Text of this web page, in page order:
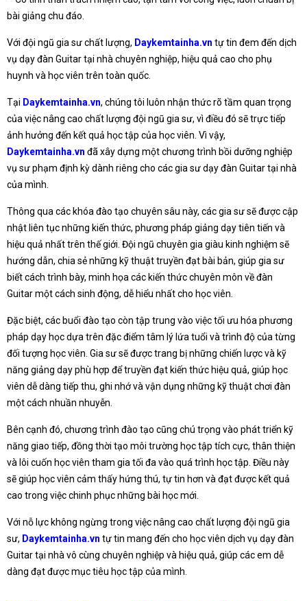
bài giảng chu đáo.
Với đội ngũ gia sư chất lượng, Daykemtainha.vn tự tin đem đến dịch
vụ dạy đàn Guitar tại nhà chuyên nghiệp, hiệu quả cao cho phụ
huynh và học viên trên toàn quốc.
Tại Daykemtainha.vn, chúng tôi luôn nhận thức rõ tầm quan trọng
của việc nâng cao chất lượng đội ngũ gia sư, vì điều đó sẽ trực tiếp
ảnh hưởng đến kết quả học tập của học viên. Vì vậy,
Daykemtainha.vn đã xây dựng một chương trình bồi dưỡng nghiệp
vụ sư phạm định kỳ dành riêng cho các gia sư dạy đàn Guitar tại nhà
của mình.
Thông qua các khóa đào tạo chuyên sâu này, các gia sư sẽ được cập
nhật liên tục những kiến thức, phương pháp giảng dạy tiên tiến và
hiệu quả nhất trên thế giới. Đội ngũ chuyên gia giàu kinh nghiệm sẽ
hướng dẫn, chia sẻ những kỹ thuật truyền đạt bài bản, giúp gia sư
biết cách trình bày, minh họa các kiến thức chuyên môn về đàn
Guitar một cách sinh động, dễ hiểu nhất cho học viên.
Đặc biệt, các buổi đào tạo còn tập trung vào việc tối ưu hóa phương
pháp dạy học dựa trên đặc điểm tâm lý lứa tuổi và trình độ của từng
đối tượng học viên. Gia sư sẽ được trang bị những chiến lược và kỹ
năng giảng dạy phù hợp để truyền đạt kiến thức hiệu quả, giúp học
viên dễ dàng tiếp thu, ghi nhớ và vận dụng những kỹ thuật chơi đàn
một cách nhuần nhuyễn.
Bên cạnh đó, chương trình đào tạo cũng chú trọng vào phát triển kỹ
năng giao tiếp, đồng thời tạo môi trường học tập tích cực, thân thiện
và lôi cuốn học viên tham gia tối đa vào quá trình học tập. Điều này
sẽ giúp học viên cảm thấy hứng thú, tự tin hơn và đạt được kết quả
cao trong việc chinh phục những bài học mới.
Với nỗ lực không ngừng trong việc nâng cao chất lượng đội ngũ gia
sư, Daykemtainha.vn tự tin mang đến cho học viên dịch vụ dạy đàn
Guitar tại nhà vô cùng chuyên nghiệp và hiệu quả, giúp các em dễ
dàng đạt được mục tiêu học tập của mình.